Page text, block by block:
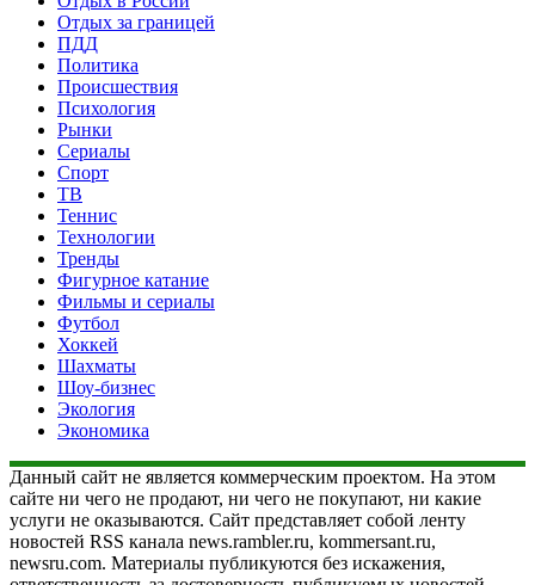
Отдых за границей
ПДД
Политика
Происшествия
Психология
Рынки
Сериалы
Спорт
ТВ
Теннис
Технологии
Тренды
Фигурное катание
Фильмы и сериалы
Футбол
Хоккей
Шахматы
Шоу-бизнес
Экология
Экономика
Данный сайт не является коммерческим проектом. На этом
сайте ни чего не продают, ни чего не покупают, ни какие
услуги не оказываются. Сайт представляет собой ленту
новостей RSS канала news.rambler.ru, kommersant.ru,
newsru.com. Материалы публикуются без искажения,